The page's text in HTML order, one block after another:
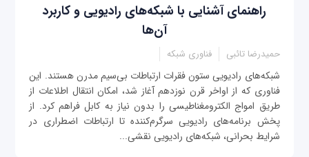
راهنمای آشنایی با شبکه‌های رادیویی و کاربرد
آن‌ها
حمیدرضا تائبی فناوری شبکه
شبکه‌های رادیویی ستون فقرات ارتباطات بی‌سیم مدرن هستند. این
فناوری که از اواخر قرن نوزدهم آغاز شد، امکان انتقال اطلاعات از
طریق امواج الکترومغناطیسی را بدون نیاز به کابل فراهم کرد. از
پخش برنامه‌های رادیویی سرگرم‌کننده تا ارتباطات اضطراری در
شرایط بحرانی، شبکه‌های رادیویی نقشی...